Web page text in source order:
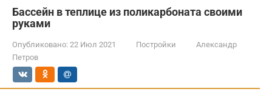
Бассейн в теплице из поликарбоната своими
руками
Опубликовано: 22 Июл 2021 Постройки
Александр
Петров